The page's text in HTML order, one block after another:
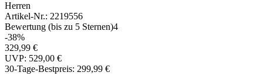
Herren
Artikel-Nr.: 2219556
Bewertung (bis zu 5 Sternen)4
-38%
329,99 €
UVP: 529,00 €
30-Tage-Bestpreis: 299,99 €